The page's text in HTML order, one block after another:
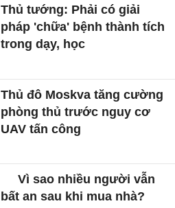
Thủ tướng: Phải có giải
pháp 'chữa' bệnh thành tích
trong dạy, học
Thủ đô Moskva tăng cường
phòng thủ trước nguy cơ
UAV tấn công
Vì sao nhiều người vẫn
bất an sau khi mua nhà?